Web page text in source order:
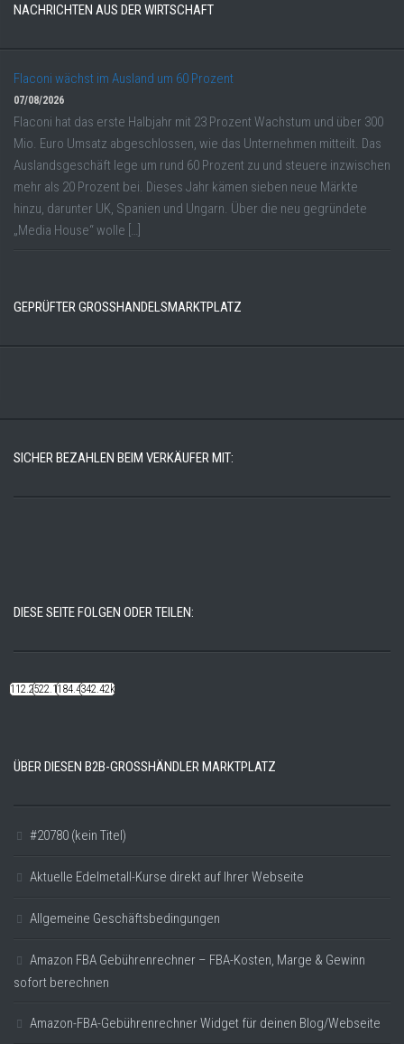
NACHRICHTEN AUS DER WIRTSCHAFT
Flaconi wächst im Ausland um 60 Prozent
07/08/2026
Flaconi hat das erste Halbjahr mit 23 Prozent Wachstum und über 300
Mio. Euro Umsatz abgeschlossen, wie das Unternehmen mitteilt. Das
Auslandsgeschäft lege um rund 60 Prozent zu und steuere inzwischen
mehr als 20 Prozent bei. Dieses Jahr kämen sieben neue Märkte
hinzu, darunter UK, Spanien und Ungarn. Über die neu gegründete
„Media House“ wolle […]
GEPRÜFTER GROSSHANDELSMARKTPLATZ
SICHER BEZAHLEN BEIM VERKÄUFER MIT:
DIESE SEITE FOLGEN ODER TEILEN:
112.22k522.14k184.48k342.42k
ÜBER DIESEN B2B-GROSSHÄNDLER MARKTPLATZ
#20780 (kein Titel)
Aktuelle Edelmetall-Kurse direkt auf Ihrer Webseite
Allgemeine Geschäftsbedingungen
Amazon FBA Gebührenrechner – FBA-Kosten, Marge & Gewinn
sofort berechnen
Amazon-FBA-Gebührenrechner Widget für deinen Blog/Webseite